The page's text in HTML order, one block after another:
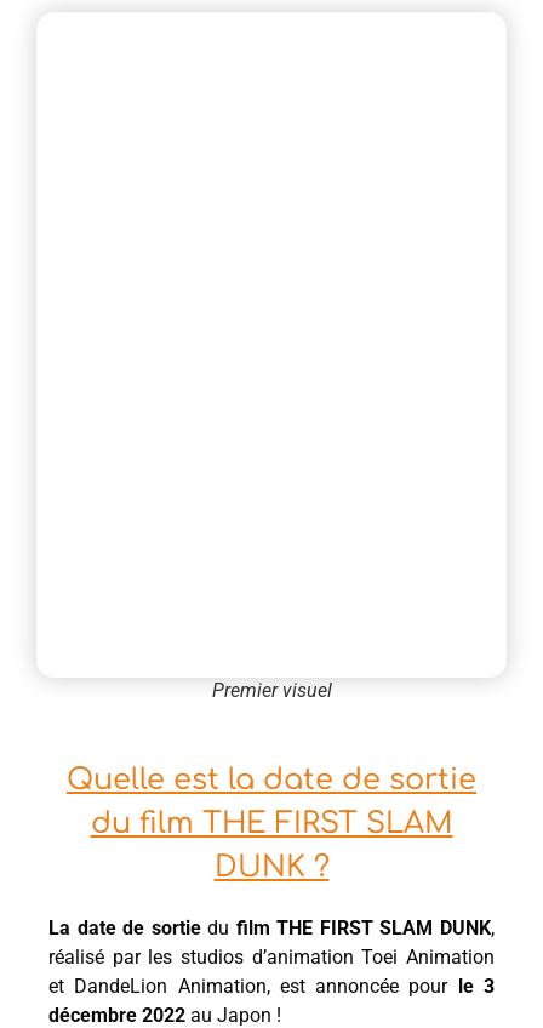
Premier visuel
Quelle est la date de sortie
du film THE FIRST SLAM
DUNK ?
La date de sortiedu film THE FIRST SLAM DUNK,
réalisé par les studios d’animation Toei Animation
et DandeLion Animation, est annoncée pour le 3
décembre 2022 au Japon !